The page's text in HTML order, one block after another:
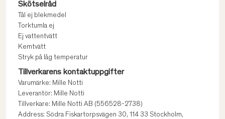
Skötselråd
Tål ej blekmedel
Torktumla ej
Ej vattentvätt
Kemtvätt
Stryk på låg temperatur
Tillverkarens kontaktuppgifter
Varumärke: Mille Notti
Leverantör: Mille Notti
Tillverkare: Mille Notti AB (556528-2738)
Address: Södra Fiskartorpsvägen 30, 114 33 Stockholm,